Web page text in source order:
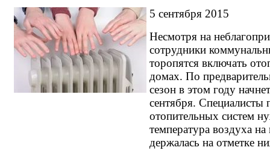
5 сентября 2015
Несмотря на
сотрудники
торопятся включать
домах. По
сезон в этом году
сентября. Специалисты
отопительных систем
температура воздуха
держалась на отметке